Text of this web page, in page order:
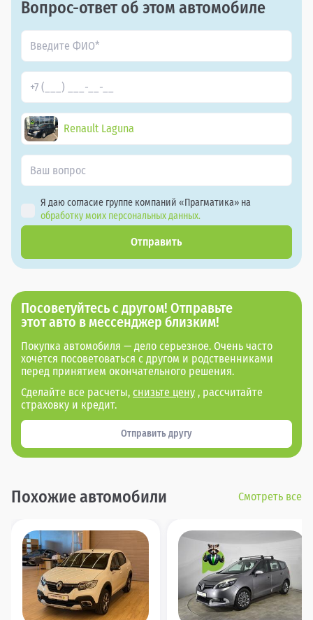
Вопрос-ответ об этом автомобиле
Renault Laguna
Я даю согласие группе компаний «Прагматика» на
обработку моих персональных данных.
Отправить
Посоветуйтесь с другом! Отправьте
этот авто в мессенджер близким!
Покупка автомобиля — дело серьезное. Очень часто
хочется посоветоваться с другом и родственниками
перед принятием окончательного решения.
Сделайте все расчеты, снизьте цену , рассчитайте
страховку и кредит.
Отправить другу
Похожие автомобили Смотреть все